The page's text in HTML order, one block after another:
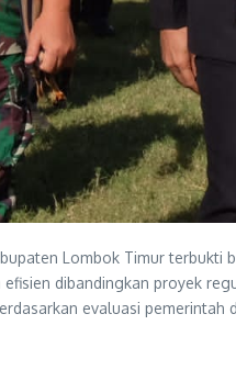
Lombok Timur
dibandingkan proyek
evaluasi